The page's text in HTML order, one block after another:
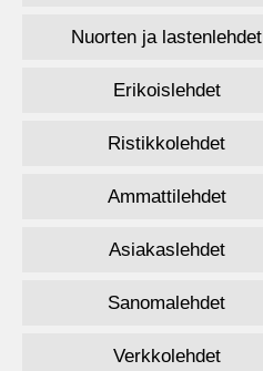
Nuorten ja lastenlehdet
Erikoislehdet
Ristikkolehdet
Ammattilehdet
Asiakaslehdet
Sanomalehdet
Verkkolehdet